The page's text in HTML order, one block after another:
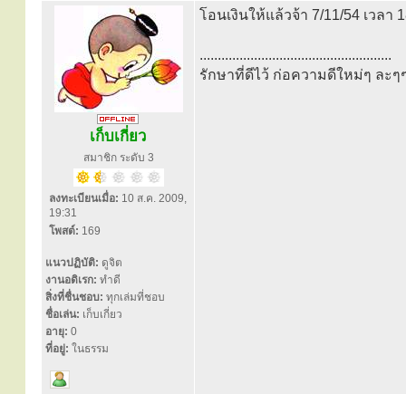
เก็บเกี่ยว
สมาชิก ระดับ 3
ลงทะเบียนเมื่อ: 10 ส.ค. 2009,
19:31
โพสต์: 169
แนวปฏิบัติ: ดูจิต
งานอดิเรก: ทำดี
สิ่งที่ชื่นชอบ: ทุกเล่มที่ชอบ
ชื่อเล่น: เก็บเกี่ยว
อายุ: 0
ที่อยู่: ในธรรม
โอนเงินให้แล้วจ้า 7/11/54 เวลา
.....................................................
รักษาที่ดีไว้ ก่อความดีใหม่ๆ ละๆ